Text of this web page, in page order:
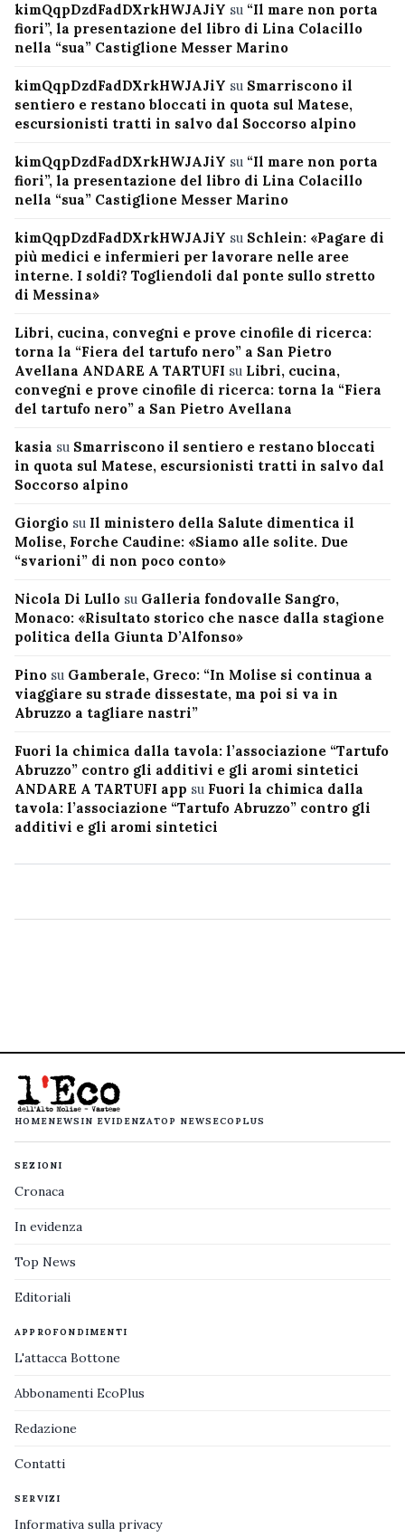
kimQqpDzdFadDXrkHWJAJiY su “Il mare non porta
fiori”, la presentazione del libro di Lina Colacillo
nella “sua” Castiglione Messer Marino
kimQqpDzdFadDXrkHWJAJiY su Smarriscono il
sentiero e restano bloccati in quota sul Matese,
escursionisti tratti in salvo dal Soccorso alpino
kimQqpDzdFadDXrkHWJAJiY su “Il mare non porta
fiori”, la presentazione del libro di Lina Colacillo
nella “sua” Castiglione Messer Marino
kimQqpDzdFadDXrkHWJAJiY su Schlein: «Pagare di
più medici e infermieri per lavorare nelle aree
interne. I soldi? Togliendoli dal ponte sullo stretto
di Messina»
Libri, cucina, convegni e prove cinofile di ricerca:
torna la “Fiera del tartufo nero” a San Pietro
Avellana ANDARE A TARTUFI su Libri, cucina,
convegni e prove cinofile di ricerca: torna la “Fiera
del tartufo nero” a San Pietro Avellana
kasia su Smarriscono il sentiero e restano bloccati
in quota sul Matese, escursionisti tratti in salvo dal
Soccorso alpino
Giorgio su Il ministero della Salute dimentica il
Molise, Forche Caudine: «Siamo alle solite. Due
“svarioni” di non poco conto»
Nicola Di Lullo su Galleria fondovalle Sangro,
Monaco: «Risultato storico che nasce dalla stagione
politica della Giunta D’Alfonso»
Pino su Gamberale, Greco: “In Molise si continua a
viaggiare su strade dissestate, ma poi si va in
Abruzzo a tagliare nastri”
Fuori la chimica dalla tavola: l’associazione “Tartufo
Abruzzo” contro gli additivi e gli aromi sintetici
ANDARE A TARTUFI app su Fuori la chimica dalla
tavola: l’associazione “Tartufo Abruzzo” contro gli
additivi e gli aromi sintetici
HOMENEWS IN EVIDENZATOP NEWS ECOPLUS
SEZIONI
Cronaca
In evidenza
Top News
Editoriali
APPROFONDIMENTI
L'attacca Bottone
Abbonamenti EcoPlus
Redazione
Contatti
SERVIZI
Informativa sulla privacy